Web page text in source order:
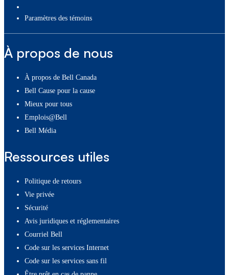
paramètres des témoins
À propos de nous
À propos de Bell Canada
Bell Cause pour la cause
Mieux pour tous
Emplois@Bell
Bell Média
Ressources utiles
Politique de retours
Vie privée
Sécurité
Avis juridiques et réglementaires
Courriel Bell
Code sur les services Internet
Code sur les services sans fil